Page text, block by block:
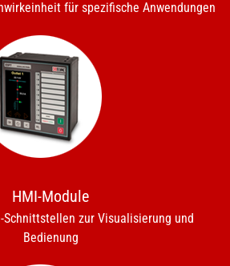
für spezifische Anwendungen
HMI-Module
Schnittstellen zur Visualisierung und
Bedienung